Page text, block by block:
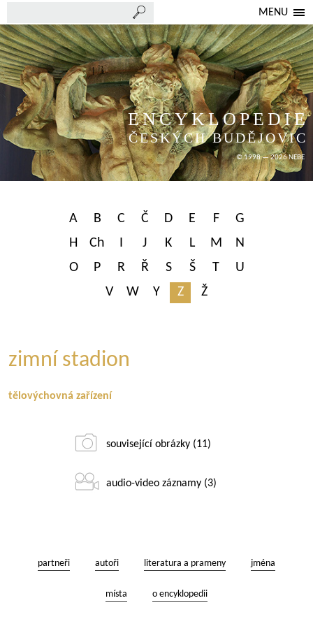
MENU
ENCYKLOPEDIE
ČESKÝCH BUDĚJOVIC
© 1998 — 2026 NEBE
A B C Č D E F
G
H
Ch I J K L M
N
O
P R Ř S Š T
U
V
W Y Z Ž
zimní stadion
tělovýchovná zařízení
související obrázky (11)
audio-video záznamy (3)
partneři autoři literatura a prameny jména
místa o encyklopedii